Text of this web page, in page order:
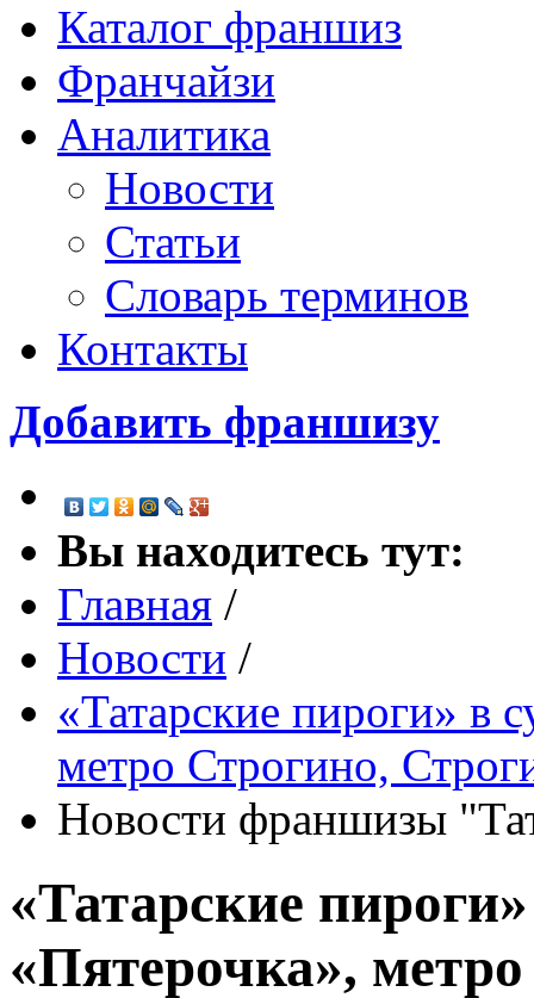
Каталог франшиз
Франчайзи
Аналитика
Новости
Статьи
Словарь терминов
Контакты
Добавить франшизу
Вы находитесь тут:
Главная /
Новости /
«Татарские пироги» в
метро Строгино,
Новости франшизы
«Татарские
«Пятерочка»,